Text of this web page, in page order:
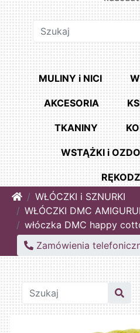
MULINY i NICI
AKCESORIA
TKANINY
WSTĄŻKI i
HomeWŁÓCZKI i SZNURKI
WŁÓCZKI DMC
włóczka DMC happy
Zamówienia